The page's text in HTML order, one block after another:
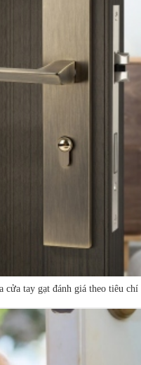
cửa tay gạt đánh giá theo tiêu chí